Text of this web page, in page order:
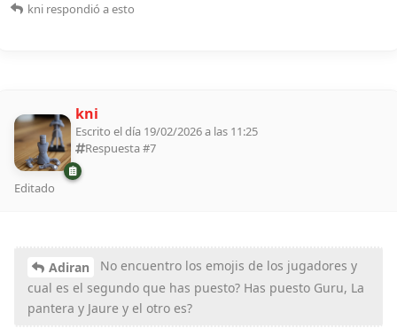
kni respondió a esto
kni
Escrito el día 19/02/2026 a las 11:25
Respuesta #7
Editado
Adiran
No encuentro los emojis de los jugadores y
cual es el segundo que has puesto? Has puesto Guru, La
pantera y Jaure y el otro es?